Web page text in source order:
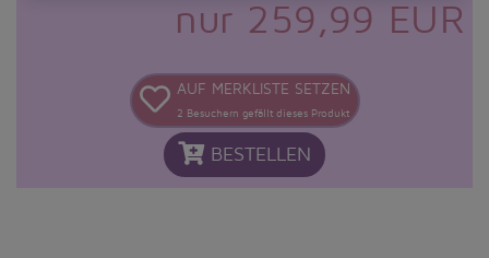
nur 259,99 EUR
AUF MERKLISTE SETZEN
2 Besuchern gefällt dieses Produkt
BESTELLEN